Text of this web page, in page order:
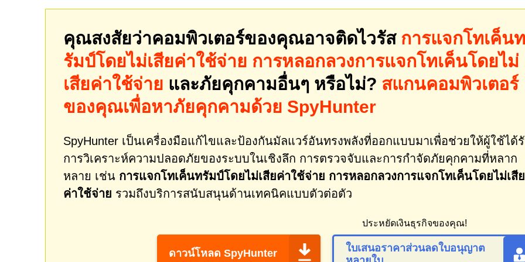
คุณสงสัยว่าคอมพิวเตอร์ของคุณอาจติดไวรัส การแจกโทเค็นท
รัมป์โดยไม่เสียค่าใช้จ่าย การหลอกลวงการแจกโทเค็นโดยไม่
เสียค่าใช้จ่าย และภัยคุกคามอื่นๆ หรือไม่? สแกนคอมพิวเตอร์
ของคุณเพื่อหาภัยคุกคามด้วย SpyHunter
SpyHunter เป็นเครื่องมือแก้ไขและป้องกันมัลแวร์อันทรงพลังที่ออกแบบมาเพื่อช่วยให้ผู้ใช้ได้
การวิเคราะห์ความปลอดภัยของระบบในเชิงลึก การตรวจจับและการกำจัดภัยคุกคามที่หลาก
หลาย เช่น การแจกโทเค็นทรัมป์โดยไม่เสียค่าใช้จ่าย การหลอกลวงการแจกโทเค็นโดยไม่เสีย
ค่าใช้จ่าย รวมถึงบริการสนับสนุนด้านเทคนิคแบบตัวต่อตัว
ดาวน์โหลด SpyHunter
ประหยัดเงินธุรกิจของคุณ!
ใบเสนอราคาส่วนลดใบอนุญาต